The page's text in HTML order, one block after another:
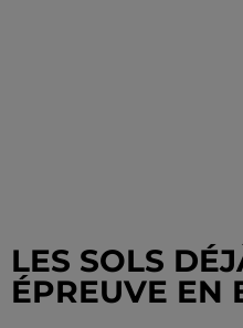
LES SOLS
ÉPREUVE EN